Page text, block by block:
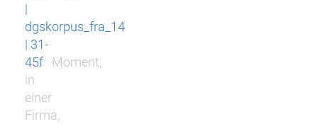
|
dgskorpus_fra_14
| 31-
45f
Moment,
in
einer
Firma,